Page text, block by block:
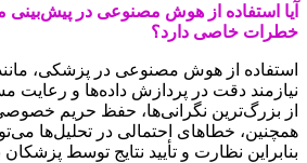
آیا استفاده از هوش مصنوعی در
خطرات خاصی دارد؟
استفاده از هوش مصنوعی در پزشکی،
نیازمند دقت در پردازش داده‌ها و رعایت
از بزرگ‌ترین نگرانی‌ها، حفظ حریم
همچنین، خطاهای احتمالی در تحلیل‌ها
بنابراین نظارت و تأیید نتایج توسط